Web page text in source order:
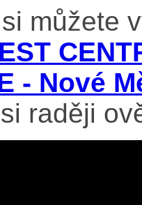
můžete
- Nové
raději